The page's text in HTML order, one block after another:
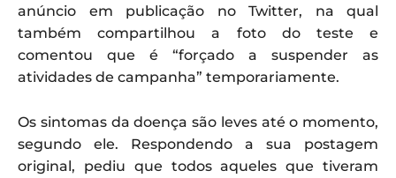
anúncio em publicação no Twitter, na qual
também compartilhou a foto do teste e
comentou que é “forçado a suspender as
atividades de campanha” temporariamente.
Os sintomas da doença são leves até o momento,
segundo ele. Respondendo a sua postagem
original, pediu que todos aqueles que tiveram